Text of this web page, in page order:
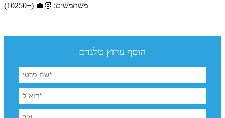
משתמשים: 🧑‍💼 (+10250)
הוסף ערוץ טלגרם